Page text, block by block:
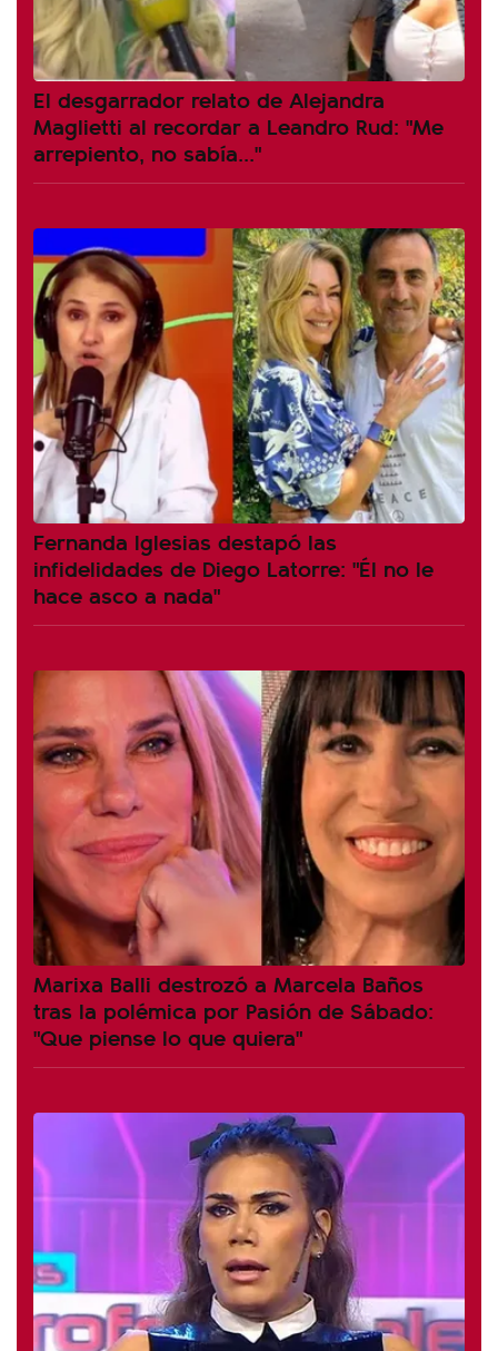
El desgarrador relato de Alejandra
Maglietti al recordar a Leandro Rud: "Me
arrepiento, no sabía..."
Fernanda Iglesias destapó las
infidelidades de Diego Latorre: "Él no le
hace asco a nada"
Marixa Balli destrozó a Marcela Baños
tras la polémica por Pasión de Sábado:
"Que piense lo que quiera"